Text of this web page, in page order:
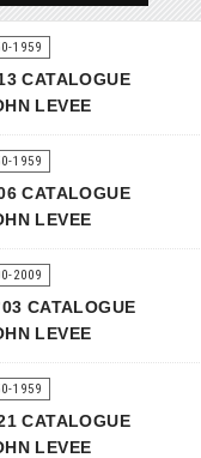
1959
CATALOGUE
LEVEE
1959
CATALOGUE
LEVEE
2009
CATALOGUE
LEVEE
1959
CATALOGUE
LEVEE